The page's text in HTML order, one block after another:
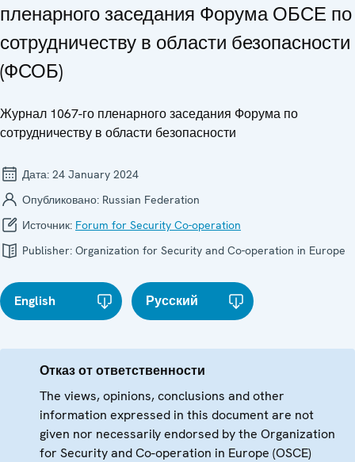
пленарного заседания Форума ОБСЕ по
сотрудничеству в области безопасности
(ФСОБ)
Журнал 1067-го пленарного заседания Форума по
сотрудничеству в области безопасности
Дата: 24 January 2024
Опубликовано: Russian Federation
Источник: Forum for Security Co-operation
Publisher: Organization for Security and Co-operation in Europe
English Русский
Отказ от ответственности
The views, opinions, conclusions and other
information expressed in this document are not
given nor necessarily endorsed by the Organization
for Security and Co-operation in Europe (OSCE)